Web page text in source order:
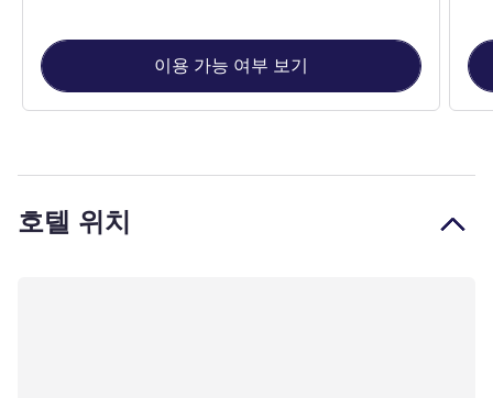
이용 가능 여부 보기
호텔 위치